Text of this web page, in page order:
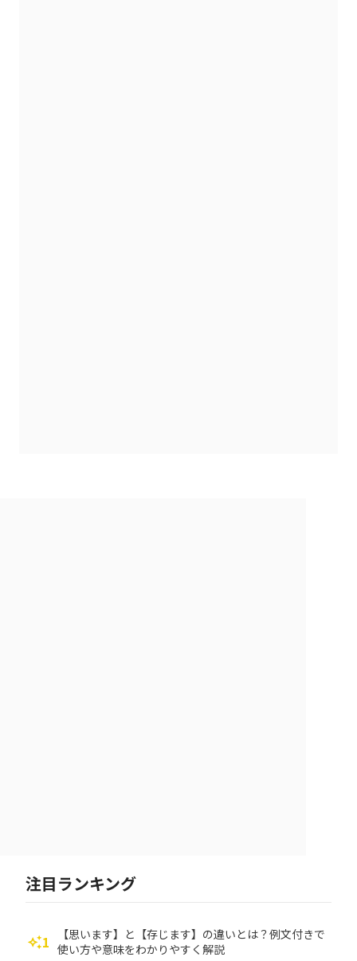
注目ランキング
auto_awesome1
【思います】と【存じます】の違いとは？例文付きで
使い方や意味をわかりやすく解説